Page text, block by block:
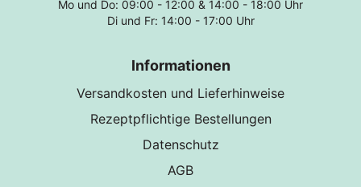
Mo und Do: 09:00 - 12:00 & 14:00 - 18:00 Uhr
Di und Fr: 14:00 - 17:00 Uhr
Informationen
Versandkosten und Lieferhinweise
Rezeptpflichtige Bestellungen
Datenschutz
AGB